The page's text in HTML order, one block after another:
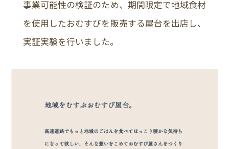
事業可能性の検証のため、期間限定で地域食材
を使用したおむすびを販売する屋台を出店し、
実証実験を行いました。